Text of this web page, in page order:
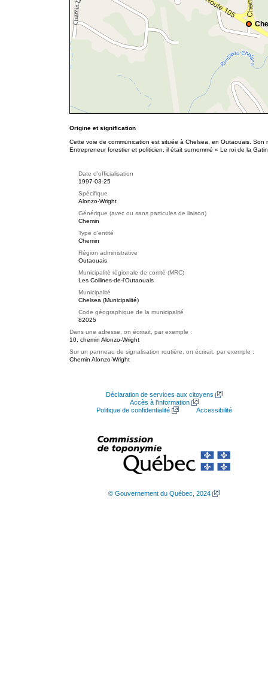
Origine et signification
Cette voie de communication est située à Chelsea, en Outaouais.
Entrepreneur forestier et politicien, il était surnommé « Le roi de la
Date d'officialisation
1997-03-25
Spécifique
Alonzo-Wright
Générique (avec ou sans particules de liaison)
Chemin
Type d'entité
Chemin
Région administrative
Outaouais
Municipalité régionale de comté (MRC)
Les Collines-de-l'Outaouais
Municipalité
Chelsea (Municipalité)
Code géographique de la municipalité
82025
Dans une adresse, on écrirait, par exemple :
10, chemin Alonzo-Wright
Sur un panneau de signalisation routière, on écrirait, par exemple :
Chemin Alonzo-Wright
Déclaration de services aux citoyens
Accès à l’information
Politique de confidentialité
Accessibilité
© Gouvernement du Québec, 2024